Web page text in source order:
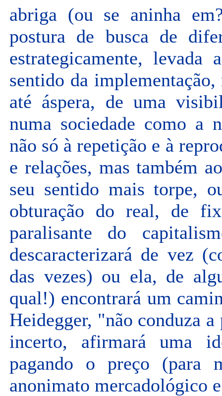
abriga (ou se aninha
postura de busca de
estrategicamente,
sentido da
até áspera, de uma
numa sociedade como a
não só à repetição e à
e relações, mas também
seu sentido mais torpe,
obturação do real, de
paralisante do
descaracterizará de vez
das vezes) ou ela, de
qual!) encontrará um
Heidegger, "não conduza
incerto, afirmará uma
pagando o preço (para
anonimato mercadológico